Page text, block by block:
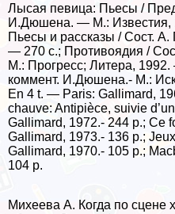
Лысая певица: Пьесы /
И.Дюшена. — М.: Известия,
Пьесы и рассказы / Сост.
— 270 с.; Противоядия /
М.: Прогресс; Литера,
коммент. И.Дюшена.- М.:
En 4 t. — Paris: Gallimard,
chauve: Antipièce, suivie
Gallimard, 1972.- 244 p.; Ce
Gallimard, 1973.- 136 p.;
Gallimard, 1970.- 105 p.;
104 p.
Михеева А. Когда по сцене